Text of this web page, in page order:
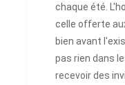
chaque été.
celle offerte
bien avant
pas rien dans
recevoir des